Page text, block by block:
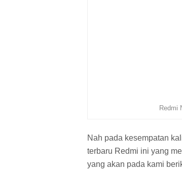
Redmi
Nah pada kesempatan
terbaru Redmi ini yang
yang akan pada kami